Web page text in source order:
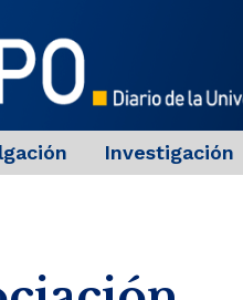
Investigación